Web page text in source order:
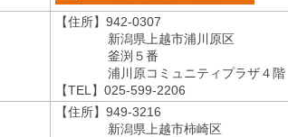
【住所】942-0307
新潟県上越市浦川原区
釜渕５番
浦川原コミュニティプラザ４階
【TEL】025-599-2206
【住所】949-3216
新潟県上越市柿崎区